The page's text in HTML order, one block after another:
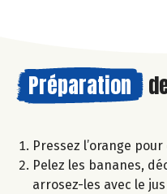
Préparation
Pressez l’orange
Pelez les bananes,
arrosez-les avec le